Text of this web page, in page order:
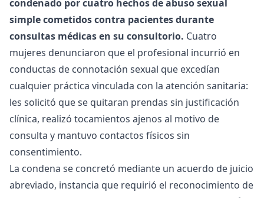
condenado por cuatro hechos de abuso sexual
simple cometidos contra pacientes durante
consultas médicas en su consultorio. Cuatro
mujeres denunciaron que el profesional incurrió en
conductas de connotación sexual que excedían
cualquier práctica vinculada con la atención sanitaria:
les solicitó que se quitaran prendas sin justificación
clínica, realizó tocamientos ajenos al motivo de
consulta y mantuvo contactos físicos sin
consentimiento.
La condena se concretó mediante un acuerdo de juicio
abreviado, instancia que requirió el reconocimiento de